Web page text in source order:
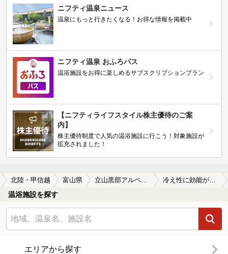
ニフティ温泉ニュース
温泉にもっと行きたくなる！お得な情報を掲載中
ニフティ温泉 おふろパス
温浴施設をお得に楽しめるサブスクリプションプラン
【ニフティライフスタイル株主優待のご案
内】
株主優待制度で人気の温浴施設に行こう！対象施設が
拡充されました！
北陸・甲信越 富山県 立山黒部アルペンルート周辺 冷え性に効能がある立山黒部アルペンルート周辺の温泉、日帰り温泉、スーパー銭湯おすすめ
温浴施設を探す
エリアから探す